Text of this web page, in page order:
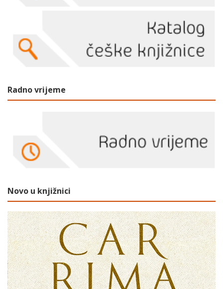
Radno vrijeme
Novo u knjižnici